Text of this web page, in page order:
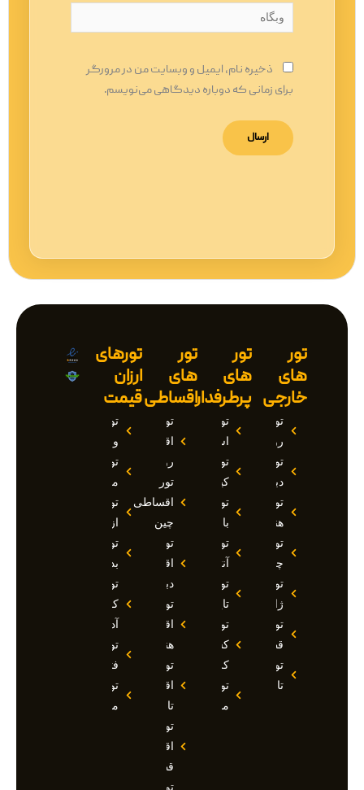
وبگاه
ذخیره نام، ایمیل و وبسایت من در مرورگر
برای زمانی که دوباره دیدگاهی می‌نویسم.
تور
های
خارجی
تور
روسیه
تور
دبی
تور
هند
تور
چین
تور
ژاپن
تور
قطر
تور
تاجیکستان
تور
های
پرطرفدار
تور
استانبول
تور
کیش
تور
بالی
تور
آنتالیا
تور
تایلند
تور
کشتی
کروز
تور
مالدیو
تور
های
اقساطی
تور
اقساطی
روسیه
تور
اقساطی
چین
تور
اقساطی
دبی
تور
اقساطی
هند
تور
اقساطی
تاجیکستان
تور
اقساطی
قطر
تور
تورهای
ارزان
قیمت
تور
وان
تور
مارماریس
تور
ازمیر
تور
بدروم
تور
کوش
آداسی
تور
فتحیه
تور
مالزی